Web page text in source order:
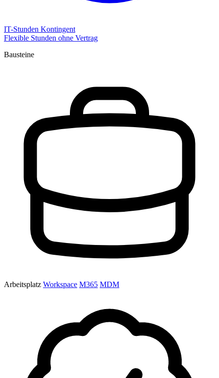
IT-Stunden Kontingent
Flexible Stunden ohne Vertrag
Bausteine
Arbeitsplatz Workspace M365 MDM